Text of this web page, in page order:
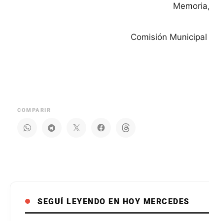
Comisión
COMPARIR
SEGUÍ LEYENDO EN HOY MERCEDES